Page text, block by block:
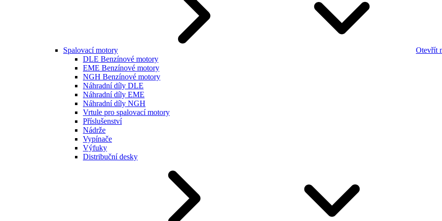
Spalovací motory
Otevřít
DLE Benzínové motory
EME Benzínové motory
NGH Benzínové motory
Náhradní díly DLE
Náhradní díly EME
Náhradní díly NGH
Vrtule pro spalovací motory
Příslušenství
Nádrže
Vypínače
Výfuky
Distribuční desky